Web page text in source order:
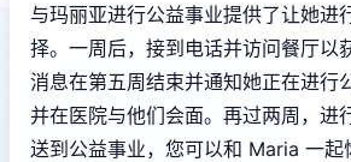
与玛丽亚进行公益事业提供了让她进
择。一周后，接到电话并访问餐厅以
消息在第五周结束并通知她正在进行
并在医院与他们会面。再过两周，进
送到公益事业，您可以和 Maria 一起